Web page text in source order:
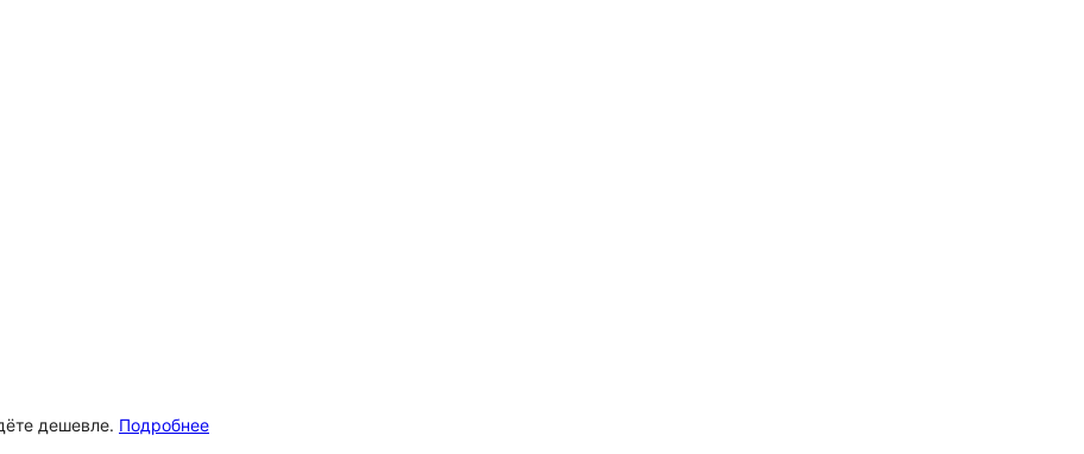
дешевле. Подробнее